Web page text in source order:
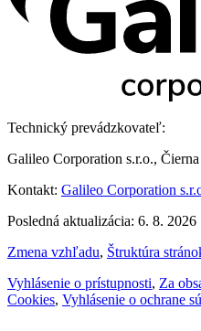
Technický prevádzkovateľ:
Galileo Corporation s.r.o.,
Kontakt: Galileo Corporation
Posledná aktualizácia: 6. 8. 2026
Zmena vzhľadu, Štruktúra
Vyhlásenie o prístupnosti, Za
Cookies, Vyhlásenie o ochrane